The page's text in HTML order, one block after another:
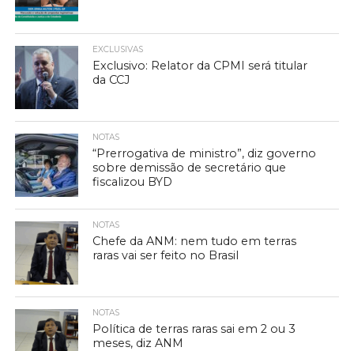
EXCLUSIVAS
Exclusivo: Relator da CPMI será titular
da CCJ
NOTAS
“Prerrogativa de ministro”, diz governo
sobre demissão de secretário que
fiscalizou BYD
NOTAS
Chefe da ANM: nem tudo em terras
raras vai ser feito no Brasil
NOTAS
Política de terras raras sai em 2 ou 3
meses, diz ANM